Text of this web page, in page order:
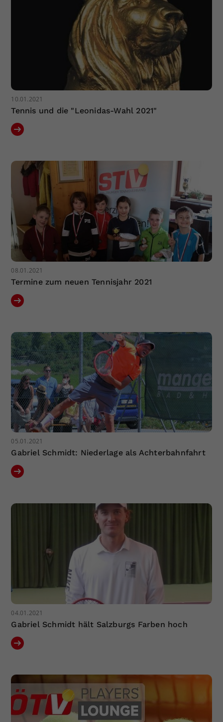
10.01.2021
Tennis und die "Leonidas-Wahl 2021"
08.01.2021
Termine zum neuen Tennisjahr 2021
05.01.2021
Gabriel Schmidt: Niederlage als Achterbahnfahrt
04.01.2021
Gabriel Schmidt hält Salzburgs Farben hoch